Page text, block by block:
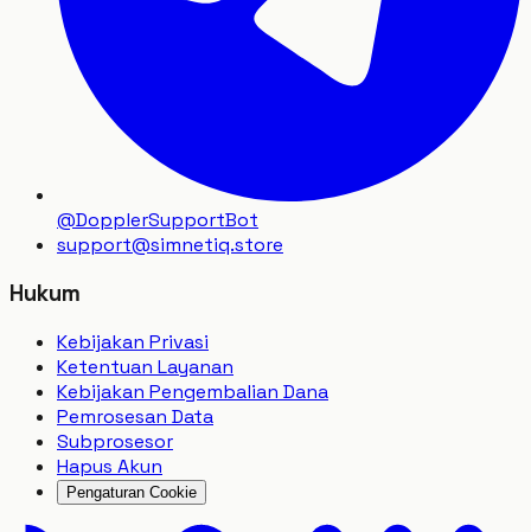
@DopplerSupportBot
support@simnetiq.store
Hukum
Kebijakan Privasi
Ketentuan Layanan
Kebijakan Pengembalian Dana
Pemrosesan Data
Subprosesor
Hapus Akun
Pengaturan Cookie